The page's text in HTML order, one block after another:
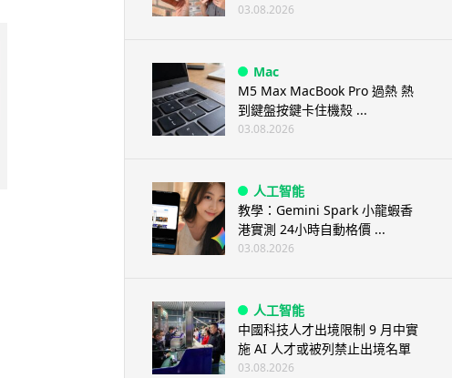
03.08.2026
Mac
M5 Max MacBook Pro 過熱 熱
到鍵盤按鍵卡住機殼 ...
03.08.2026
人工智能
教學：Gemini Spark 小龍蝦香
港實測 24小時自動格價 ...
03.08.2026
人工智能
中國科技人才出境限制 9 月中實
施 AI 人才或被列禁止出境名單
03.08.2026